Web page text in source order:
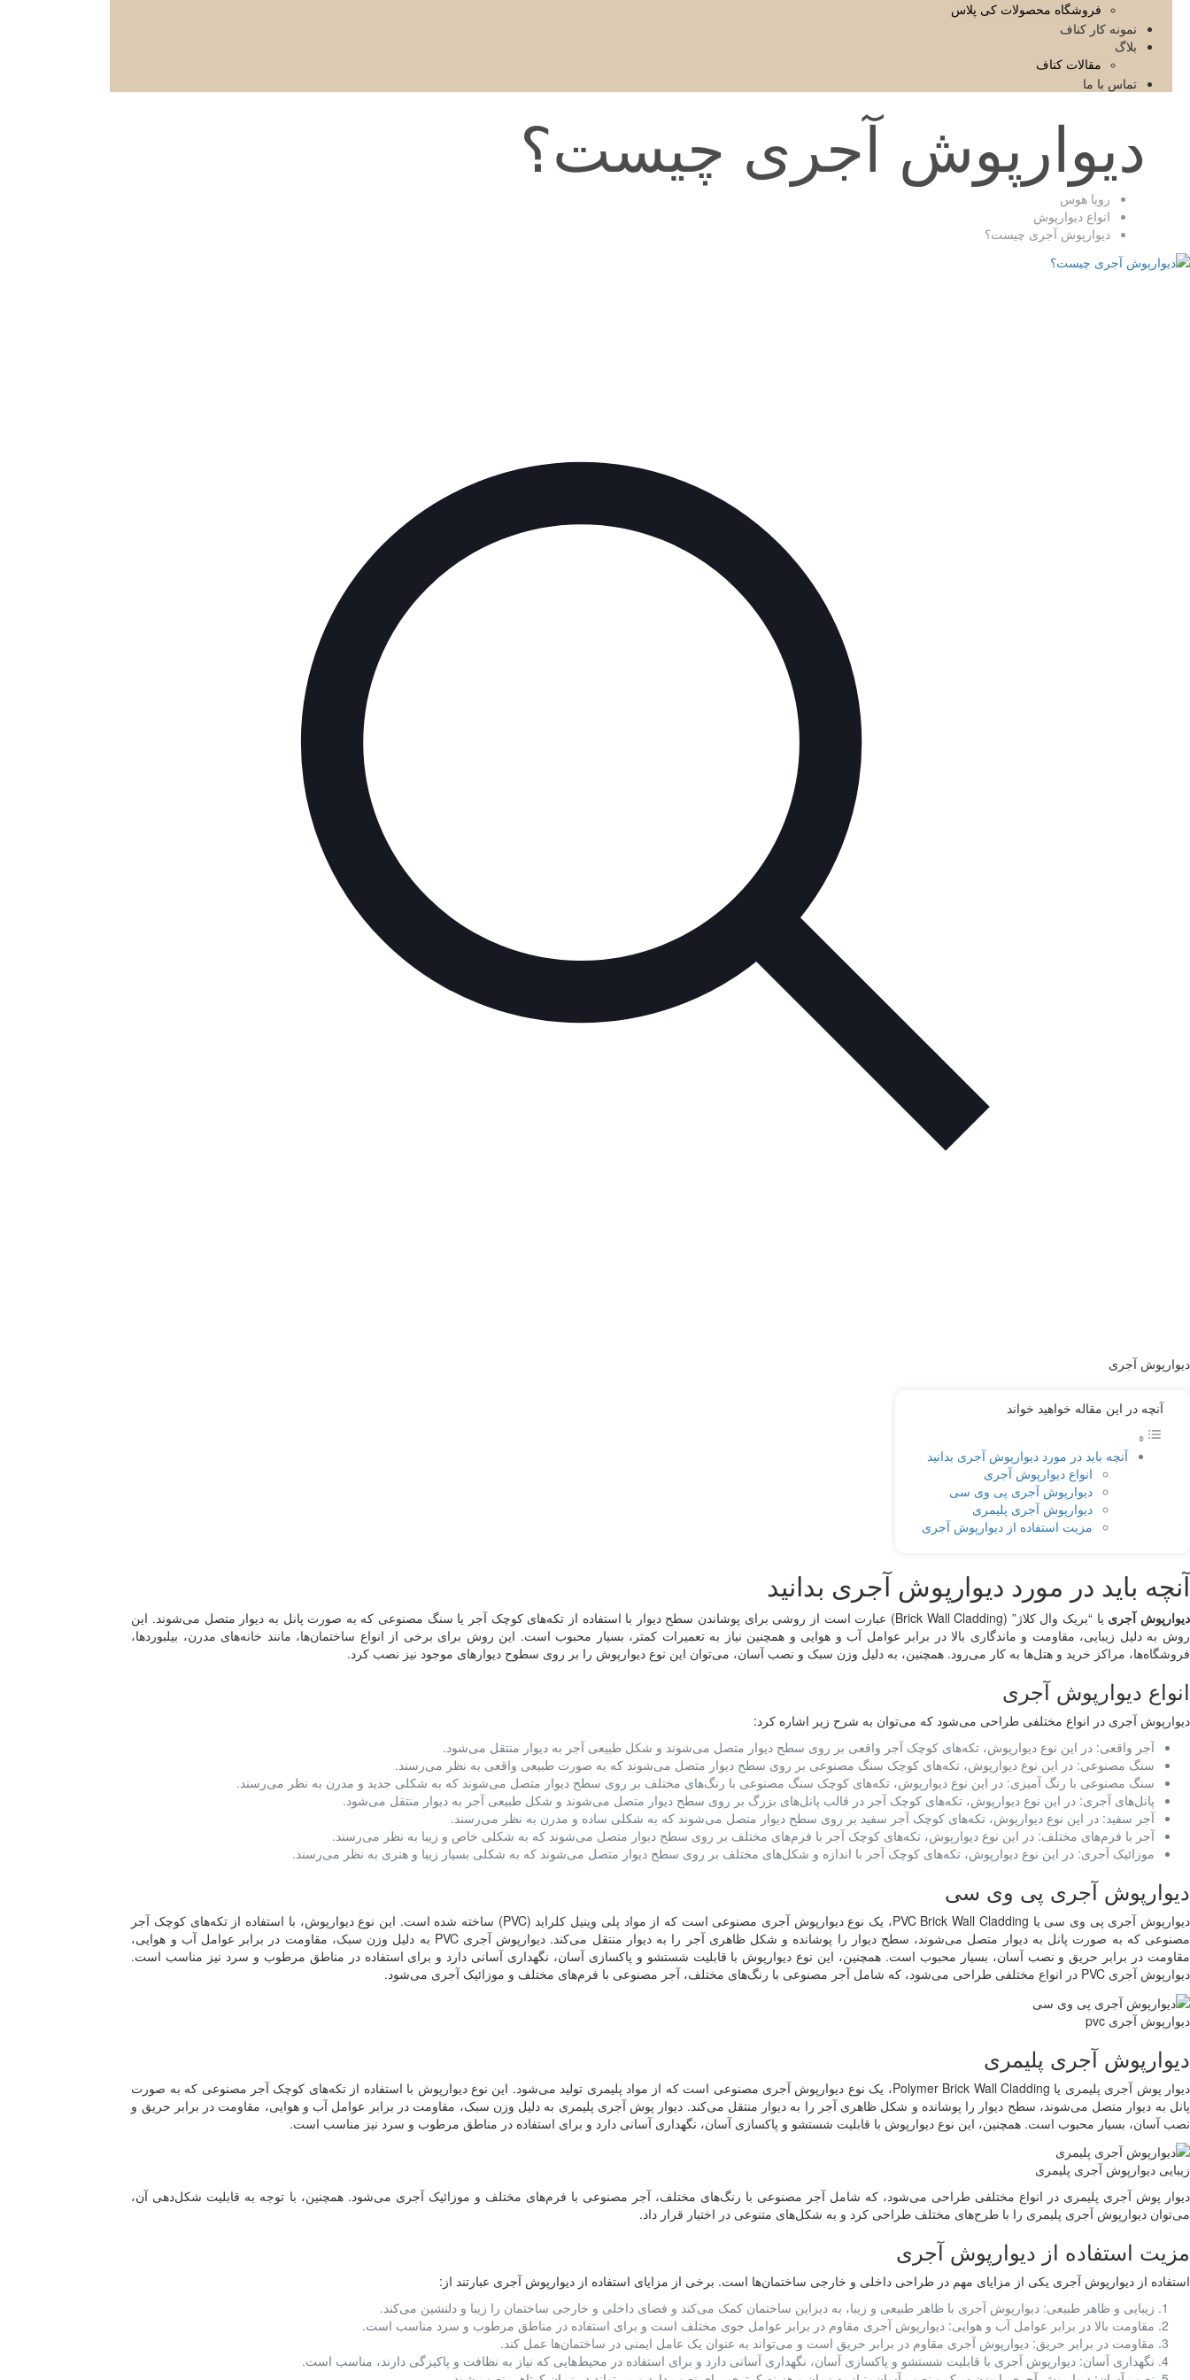
فروشگاه محصولات کی پلاس
نمونه کار کناف
بلاگ
مقالات کناف
تماس با ما
دیوارپوش آجری چیست؟
رویا هوس
انواع دیوارپوش
دیوارپوش آجری چیست؟
دیوارپوش آجری
آنچه در این مقاله خواهید خواند
آنچه باید در مورد دیوارپوش آجری بدانید
انواع دیوارپوش آجری
دیوارپوش آجری پی وی سی
دیوارپوش آجری پلیمری
مزیت استفاده از دیوارپوش آجری
آنچه باید در مورد دیوارپوش آجری بدانید
دیوارپوش آجری
یا “بریک وال کلاژ” (Brick Wall Cladding) عبارت است از روشی برای پوشاندن سطح دیوار با استفاده از تکه‌های کوچک آجر یا سنگ مصنوعی که به صورت پانل به دیوار متصل می‌شوند. این
روش به دلیل زیبایی، مقاومت و ماندگاری بالا در برابر عوامل آب و هوایی و همچنین نیاز به تعمیرات کمتر، بسیار محبوب است. این روش برای برخی از انواع ساختمان‌ها، مانند خانه‌های مدرن، بیلبوردها،
فروشگاه‌ها، مراکز خرید و هتل‌ها به کار می‌رود. همچنین، به دلیل وزن سبک و نصب آسان، می‌توان این نوع دیوارپوش را بر روی سطوح دیوارهای موجود نیز نصب کرد.
انواع دیوارپوش آجری
دیوارپوش آجری در انواع مختلفی طراحی می‌شود که می‌توان به شرح زیر اشاره کرد:
آجر واقعی: در این نوع دیوارپوش، تکه‌های کوچک آجر واقعی بر روی سطح دیوار متصل می‌شوند و شکل طبیعی آجر به دیوار منتقل می‌شود.
سنگ مصنوعی: در این نوع دیوارپوش، تکه‌های کوچک سنگ مصنوعی بر روی سطح دیوار متصل می‌شوند که به صورت طبیعی واقعی به نظر می‌رسند.
سنگ مصنوعی با رنگ آمیزی: در این نوع دیوارپوش، تکه‌های کوچک سنگ مصنوعی با رنگ‌های مختلف بر روی سطح دیوار متصل می‌شوند که به شکلی جدید و مدرن به نظر می‌رسند.
پانل‌های آجری: در این نوع دیوارپوش، تکه‌های کوچک آجر در قالب پانل‌های بزرگ بر روی سطح دیوار متصل می‌شوند و شکل طبیعی آجر به دیوار منتقل می‌شود.
آجر سفید: در این نوع دیوارپوش، تکه‌های کوچک آجر سفید بر روی سطح دیوار متصل می‌شوند که به شکلی ساده و مدرن به نظر می‌رسند.
آجر با فرم‌های مختلف: در این نوع دیوارپوش، تکه‌های کوچک آجر با فرم‌های مختلف بر روی سطح دیوار متصل می‌شوند که به شکلی خاص و زیبا به نظر می‌رسند.
موزائیک آجری: در این نوع دیوارپوش، تکه‌های کوچک آجر با اندازه و شکل‌های مختلف بر روی سطح دیوار متصل می‌شوند که به شکلی بسیار زیبا و هنری به نظر می‌رسند.
دیوارپوش آجری پی وی سی
دیوارپوش آجری پی وی سی یا PVC Brick Wall Cladding، یک نوع دیوارپوش آجری مصنوعی است که از مواد پلی وینیل کلراید (PVC) ساخته شده است. این نوع دیوارپوش، با استفاده از تکه‌های کوچک آجر
مصنوعی که به صورت پانل به دیوار متصل می‌شوند، سطح دیوار را پوشانده و شکل ظاهری آجر را به دیوار منتقل می‌کند. دیوارپوش آجری PVC به دلیل وزن سبک، مقاومت در برابر عوامل آب و هوایی،
مقاومت در برابر حریق و نصب آسان، بسیار محبوب است. همچنین، این نوع دیوارپوش با قابلیت شستشو و پاکسازی آسان، نگهداری آسانی دارد و برای استفاده در مناطق مرطوب و سرد نیز مناسب است.
دیوارپوش آجری PVC در انواع مختلفی طراحی می‌شود، که شامل آجر مصنوعی با رنگ‌های مختلف، آجر مصنوعی با فرم‌های مختلف و موزائیک آجری می‌شود.
دیوارپوش آجری pvc
دیوارپوش آجری پلیمری
دیوار پوش آجری پلیمری یا Polymer Brick Wall Cladding، یک نوع دیوارپوش آجری مصنوعی است که از مواد پلیمری تولید می‌شود. این نوع دیوارپوش با استفاده از تکه‌های کوچک آجر مصنوعی که به صورت
پانل به دیوار متصل می‌شوند، سطح دیوار را پوشانده و شکل ظاهری آجر را به دیوار منتقل می‌کند. دیوار پوش آجری پلیمری به دلیل وزن سبک، مقاومت در برابر عوامل آب و هوایی، مقاومت در برابر حریق و
نصب آسان، بسیار محبوب است. همچنین، این نوع دیوارپوش با قابلیت شستشو و پاکسازی آسان، نگهداری آسانی دارد و برای استفاده در مناطق مرطوب و سرد نیز مناسب است.
زیبایی دیوارپوش آجری پلیمری
دیوار پوش آجری پلیمری در انواع مختلفی طراحی می‌شود، که شامل آجر مصنوعی با رنگ‌های مختلف، آجر مصنوعی با فرم‌های مختلف و موزائیک آجری می‌شود. همچنین، با توجه به قابلیت شکل‌دهی آن،
می‌توان دیوارپوش آجری پلیمری را با طرح‌های مختلف طراحی کرد و به شکل‌های متنوعی در اختیار قرار داد.
مزیت استفاده از دیوارپوش آجری
استفاده از دیوارپوش آجری یکی از مزایای مهم در طراحی داخلی و خارجی ساختمان‌ها است. برخی از مزایای استفاده از دیوارپوش آجری عبارتند از:
زیبایی و ظاهر طبیعی: دیوارپوش آجری با ظاهر طبیعی و زیبا، به دیزاین ساختمان کمک می‌کند و فضای داخلی و خارجی ساختمان را زیبا و دلنشین می‌کند.
مقاومت بالا در برابر عوامل آب و هوایی: دیوارپوش آجری مقاوم در برابر عوامل جوی مختلف است و برای استفاده در مناطق مرطوب و سرد مناسب است.
مقاومت در برابر حریق: دیوارپوش آجری مقاوم در برابر حریق است و می‌تواند به عنوان یک عامل ایمنی در ساختمان‌ها عمل کند.
نگهداری آسان: دیوارپوش آجری با قابلیت شستشو و پاکسازی آسان، نگهداری آسانی دارد و برای استفاده در محیط‌هایی که نیاز به نظافت و پاکیزگی دارند، مناسب است.